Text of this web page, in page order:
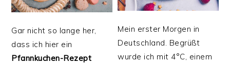
Gar nicht so lange her,
dass ich hier ein
Pfannkuchen-Rezept
Mein erster Morgen in
Deutschland. Begrüßt
wurde ich mit 4°C, einem